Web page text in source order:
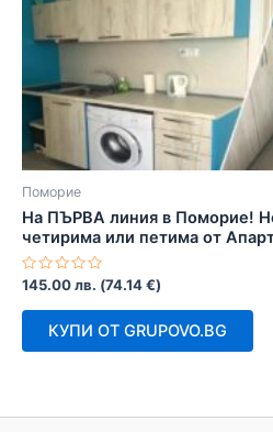
Поморие
На ПЪРВА линия в Поморие!
четирима или петима от
Оценено
0
145.00лв. (74.14€)
КУПИ ОТ GRUPOVO.BG